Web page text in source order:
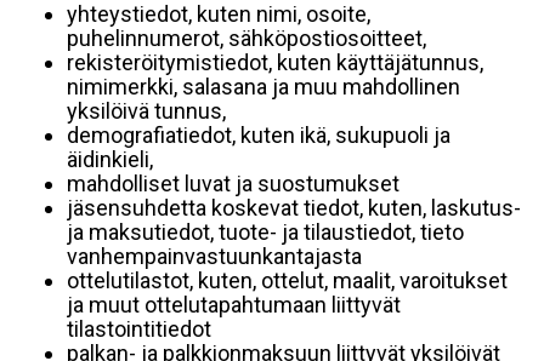
yhteystiedot, kuten nimi, osoite,
puhelinnumerot, sähköpostiosoitteet,
rekisteröitymistiedot, kuten käyttäjätunnus,
nimimerkki, salasana ja muu mahdollinen
yksilöivä tunnus,
demografiatiedot, kuten ikä, sukupuoli ja
äidinkieli,
mahdolliset luvat ja suostumukset
jäsensuhdetta koskevat tiedot, kuten, laskutus-
ja maksutiedot, tuote- ja tilaustiedot, tieto
vanhempainvastuunkantajasta
ottelutilastot, kuten, ottelut, maalit, varoitukset
ja muut ottelutapahtumaan liittyvät
tilastointitiedot
palkan- ja palkkionmaksuun liittyvät yksilöivät